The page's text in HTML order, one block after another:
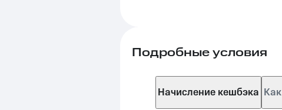
Подробные условия
Начисление кешбэка